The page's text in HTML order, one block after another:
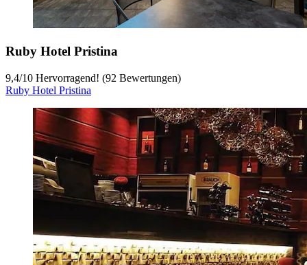
Ruby Hotel Pristina
9,4/10 Hervorragend! (92 Bewertungen)
Ruby Hotel Pristina